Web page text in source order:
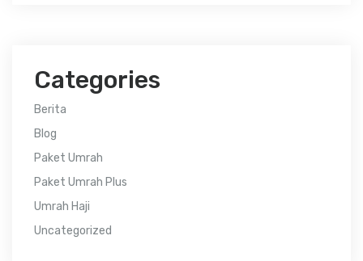
Categories
Berita
Blog
Paket Umrah
Paket Umrah Plus
Umrah Haji
Uncategorized